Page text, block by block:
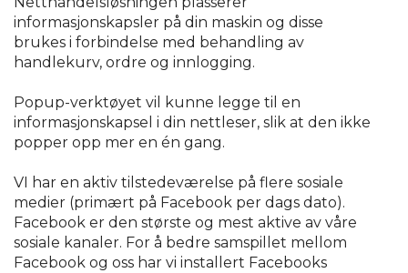
informasjonskapsler på din maskin og disse
brukes i forbindelse med behandling av
handlekurv, ordre og innlogging.
Popup-verktøyet vil kunne legge til en
informasjonskapsel i din nettleser, slik at den ikke
popper opp mer en én gang.
VI har en aktiv tilstedeværelse på flere sosiale
medier (primært på Facebook per dags dato).
Facebook er den største og mest aktive av våre
sosiale kanaler. For å bedre samspillet mellom
Facebook og oss har vi installert Facebooks